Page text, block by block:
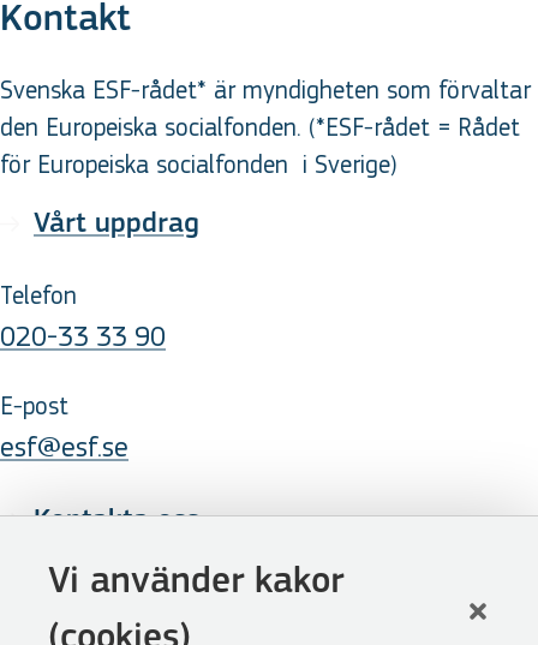
Vi använder kakor
Kontakt
Svenska ESF-rådet* är myndigheten som förvaltar
den Europeiska socialfonden. (*ESF-rådet = Rådet
för Europeiska socialfonden i Sverige)
Vårt uppdrag
Telefon
020-33 33 90
E-post
esf@esf.se
Kontakta oss
Följ oss
LinkedIn